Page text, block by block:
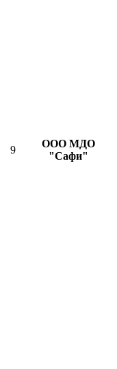
9
ООО МДО
"Сафи"